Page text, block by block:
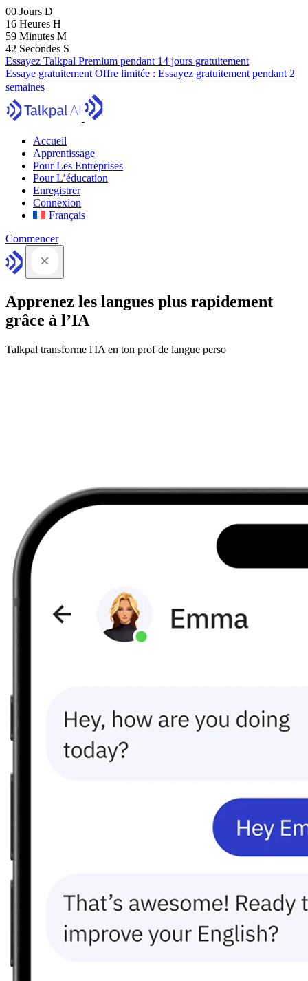
00 Jours D
16 Heures H
59 Minutes M
41 Secondes S
Essayez Talkpal Premium pendant 14 jours gratuitement
Essaye gratuitement Offre limitée : Essayez gratuitement pendant 2
semaines
Accueil
Apprentissage
Pour Les Entreprises
Pour L’éducation
Enregistrer
Connexion
Français
Commencer
Apprenez les langues plus rapidement
grâce à l’IA
Talkpal transforme l'IA en ton prof de langue perso